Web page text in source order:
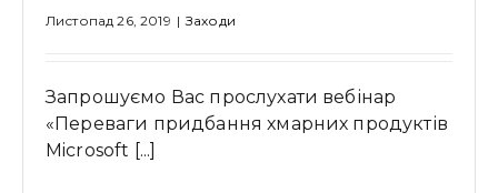
Листопад 26, 2019 | Заходи
Запрошуємо Вас прослухати вебінар
«Переваги придбання хмарних продуктів
Microsoft [...]